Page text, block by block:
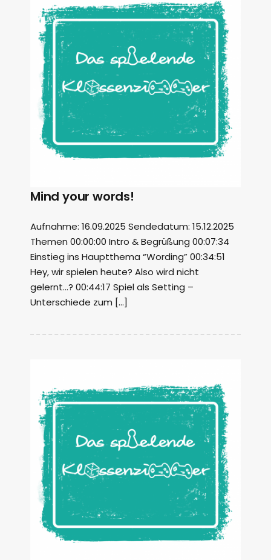
Mind your words!
Aufnahme: 16.09.2025 Sendedatum: 15.12.2025
Themen 00:00:00 Intro & Begrüßung 00:07:34
Einstieg ins Hauptthema “Wording” 00:34:51
Hey, wir spielen heute? Also wird nicht
gelernt…? 00:44:17 Spiel als Setting –
Unterschiede zum […]